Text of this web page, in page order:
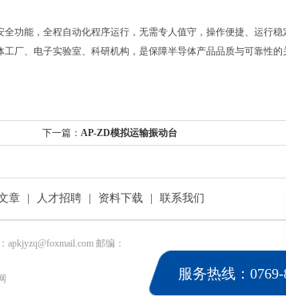
功能，全程自动化程序运行，无需专人值守，操作便捷、运行
厂、电子实验室、科研机构，是保障半导体产品品质与可靠性的
下一篇： AP-ZD模拟运输振动台
章 人才招聘 资料下载 联系我们
邮编：
服务热线：0769-